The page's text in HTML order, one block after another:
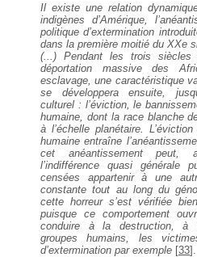
Il existe une relation
indigènes d’Amérique,
politique d’extermination
dans la première moitié du XXe
(...) Pendant les trois siècles
déportation massive des
esclavage, une caractéristique
se développera ensuite,
culturel : l’éviction, le
humaine, dont la race blanche
à l’échelle planétaire. L’éviction
humaine entraîne
cet anéantissement peut,
l’indifférence quasi générale
censées appartenir à une
constante tout aulong du
cette horreur s’est vérifiée
puisque ce comportement
conduire à la destruction, à
groupes humains, les
d’extermination par exemple [33]